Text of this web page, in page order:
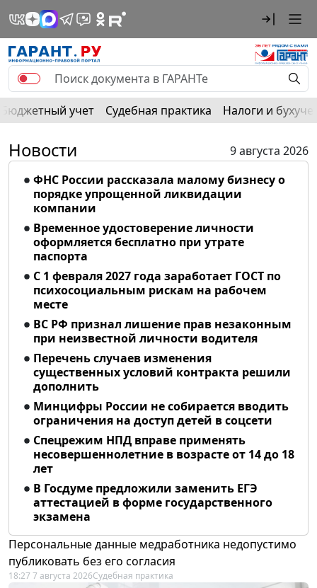
Бюджетный учет Судебная практика Налоги и
Новости
9 августа 2026
ФНС России рассказала малому бизнесу о
порядке упрощенной ликвидации
компании
Временное удостоверение личности
оформляется бесплатно при утрате
паспорта
С 1 февраля 2027 года заработает ГОСТ по
психосоциальным рискам на рабочем
месте
ВС РФ признал лишение прав незаконным
при неизвестной личности водителя
Перечень случаев изменения
существенных условий контракта решили
дополнить
Минцифры России не собирается вводить
ограничения на доступ детей в соцсети
Спецрежим НПД вправе применять
несовершеннолетние в возрасте от 14 до 18
лет
В Госдуме предложили заменить ЕГЭ
аттестацией в форме государственного
экзамена
Персональные данные медработника недопустимо
публиковать без его согласия
18:27 7 августа 2026Судебная практика